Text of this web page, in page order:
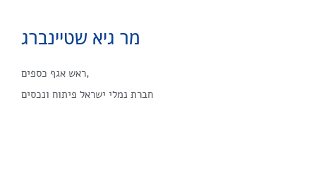
מר גיא שטיינברג
ראש אגף כספים,
חברת נמלי ישראל פיתוח ונכסים